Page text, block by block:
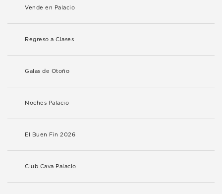
Vende en Palacio
Regreso a Clases
Galas de Otoño
Noches Palacio
El Buen Fin 2026
Club Cava Palacio